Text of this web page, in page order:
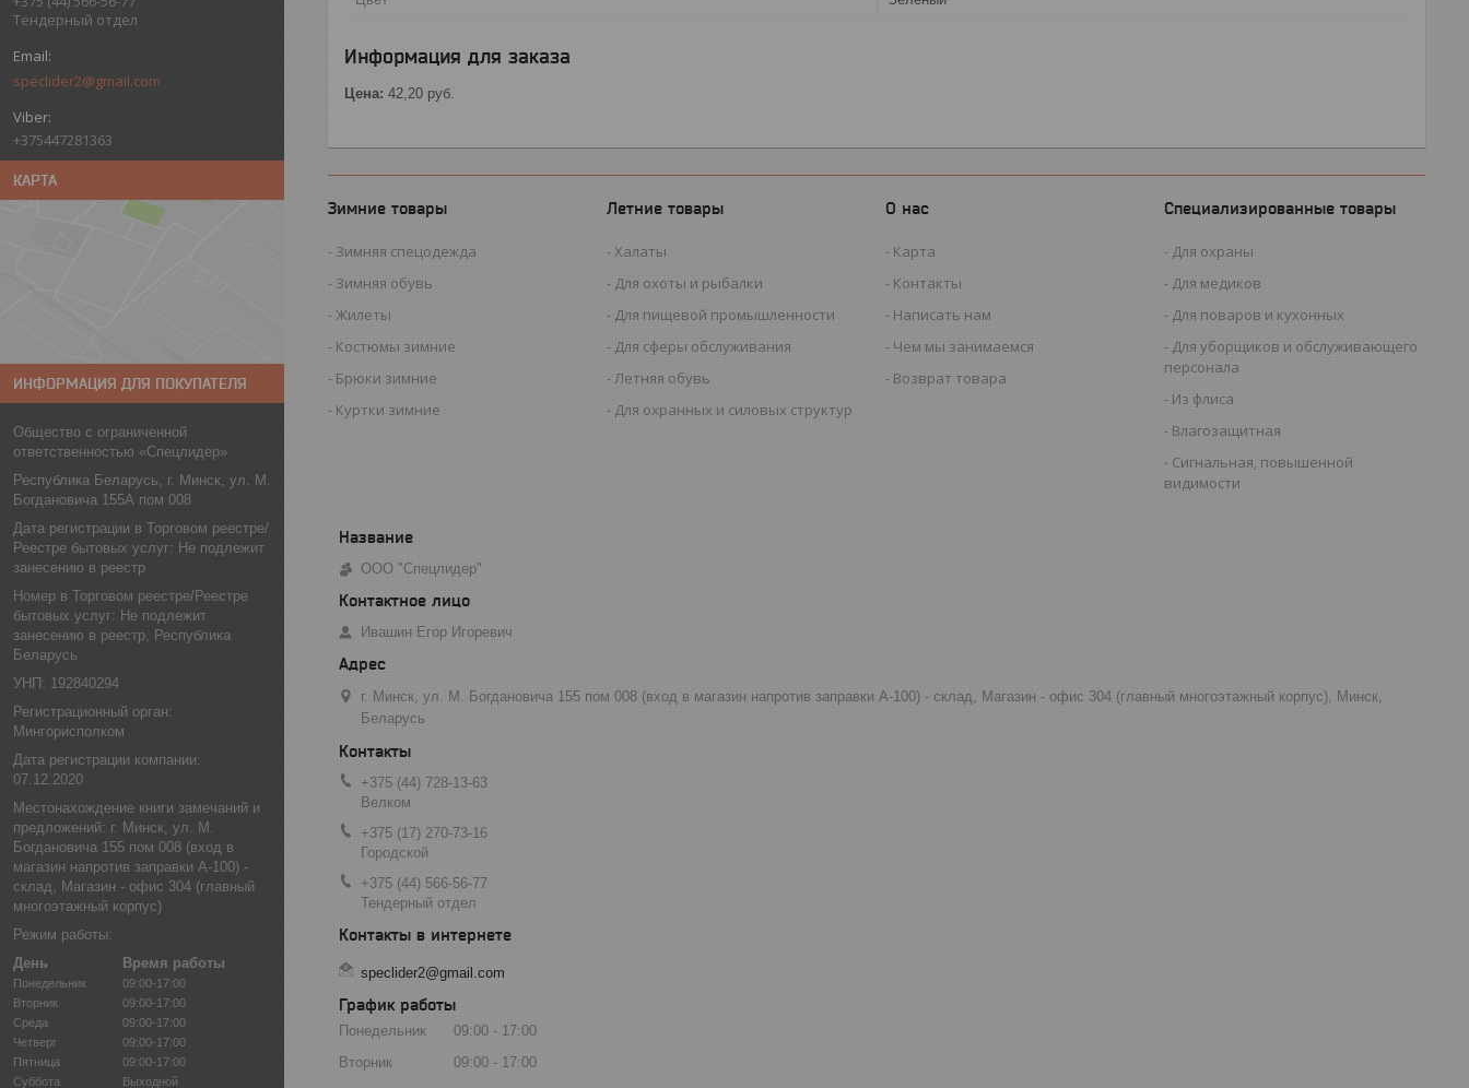
Тендерный отдел
speclider2@gmail.com
+375447281363
КАРТА
ИНФОРМАЦИЯ ДЛЯ ПОКУПАТЕЛЯ
Общество с ограниченной
ответственностью «Спецлидер»
Республика Беларусь, г. Минск, ул. М.
Богдановича 155А пом 008
Дата регистрации в Торговом реестре/
Реестре бытовых услуг: Не подлежит
занесению в реестр
Номер в Торговом реестре/Реестре
бытовых услуг: Не подлежит
занесению в реестр, Республика
Беларусь
УНП: 192840294
Регистрационный орган:
Мингорисполком
Дата регистрации компании:
07.12.2020
Местонахождение книги замечаний и
предложений: г. Минск, ул. М.
Богдановича 155 пом 008 (вход в
магазин напротив заправки А-100) -
склад, Магазин - офис 304 (главный
многоэтажный корпус)
Режим работы:
День
Время работы
Понедельник
09:00-17:00
Вторник
09:00-17:00
Среда
09:00-17:00
Четверг
09:00-17:00
Пятница
09:00-17:00
Суббота
Выходной
Информация для заказа
Цена: 42,20 руб.
Зимние товары
Зимняя спецодежда
Зимняя обувь
Жилеты
Костюмы зимние
Брюки зимние
Куртки зимние
Летние товары
Халаты
Для охоты и рыбалки
Для пищевой промышленности
Для сферы обслуживания
Летняя обувь
Для охранных и силовых структур
О нас
Карта
Контакты
Написать нам
Чем мы занимаемся
Возврат товара
Специализированные товары
Для охраны
Для медиков
Для поваров и кухонных
Для уборщиков и обслуживающего
персонала
Из флиса
Влагозащитная
Сигнальная, повышенной
видимости
ООО "Спецлидер"
Ивашин Егор Игоревич
г. Минск, ул. М. Богдановича 155 пом 008 (вход в магазин напротив заправки А-100) - склад, Магазин - офис 304 (главный многоэтажный корпус), Минск,
Беларусь
+375 (44) 728-13-63
Велком
+375 (17) 270-73-16
Городской
+375 (44) 566-56-77
Тендерный отдел
speclider2@gmail.com
График работы
Понедельник 09:00
17:00
Вторник
09:00
17:00